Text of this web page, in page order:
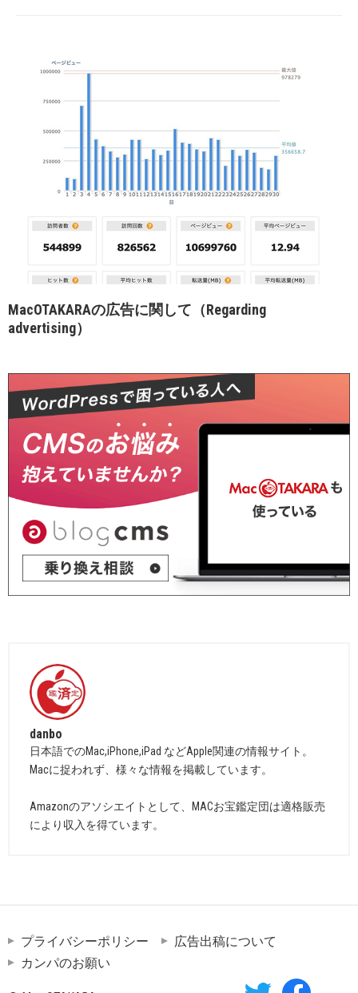
MacOTAKARAの広告に関して（Regarding
advertising）
danbo
日本語でのMac,iPhone,iPad などApple関連の情報サイト。
Macに捉われず、様々な情報を掲載しています。
Amazonのアソシエイトとして、MACお宝鑑定団は適格販売
により収入を得ています。
プライバシーポリシー
広告出稿について
カンパのお願い